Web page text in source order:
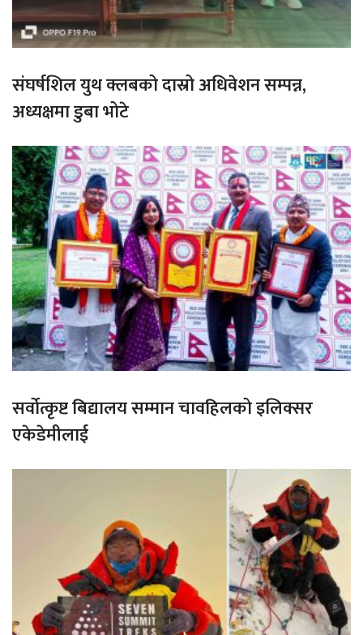
संघर्षशिल युथ क्लबको दास्रो अधिवेशन सम्पन्न,
अध्यक्षमा डुबा भोटे
सर्वोत्कृष्ट बिद्यालय सम्मान चावहिलको इलिक्सर
एकेडेमीलाई